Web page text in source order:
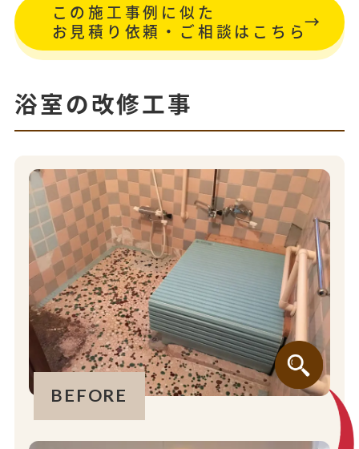
この施工事例に似た
お見積り依頼・ご相談はこちら
浴室の改修工事
BEFORE